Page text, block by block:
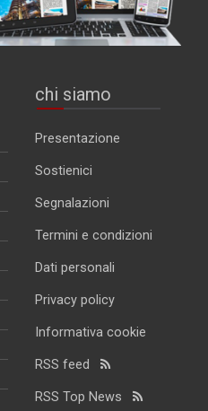
chi siamo
Presentazione
Sostienici
Segnalazioni
Termini e condizioni
Dati personali
Privacy policy
Informativa cookie
RSS feed
RSS Top News